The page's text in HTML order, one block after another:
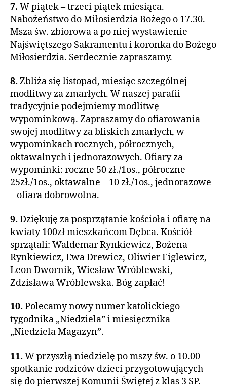
7. W piątek – trzeci piątek miesiąca.
Nabożeństwo do Miłosierdzia Bożego o 17.30.
Msza św. zbiorowa a po niej wystawienie
Najświętszego Sakramentu i koronka do Bożego
Miłosierdzia. Serdecznie zapraszamy.
8. Zbliża się listopad, miesiąc szczególnej
modlitwy za zmarłych. W naszej parafii
tradycyjnie podejmiemy modlitwę
wypominkową. Zapraszamy do ofiarowania
swojej modlitwy za bliskich zmarłych, w
wypominkach rocznych, półrocznych,
oktawalnych i jednorazowych. Ofiary za
wypominki: roczne 50 zł./1os., półroczne
25zł./1os., oktawalne – 10 zł./1os., jednorazowe
– ofiara dobrowolna.
9. Dziękuję za posprzątanie kościoła i ofiarę na
kwiaty 100zł mieszkańcom Dębca. Kościół
sprzątali: Waldemar Rynkiewicz, Bożena
Rynkiewicz, Ewa Drewicz, Oliwier Figlewicz,
Leon Dwornik, Wiesław Wróblewski,
Zdzisława Wróblewska. Bóg zapłać!
10. Polecamy nowy numer katolickiego
tygodnika „Niedziela” i miesięcznika
„Niedziela Magazyn”.
11. W przyszłą niedzielę po mszy św. o 10.00
spotkanie rodziców dzieci przygotowujących
się do pierwszej Komunii Świętej z klas 3 SP.